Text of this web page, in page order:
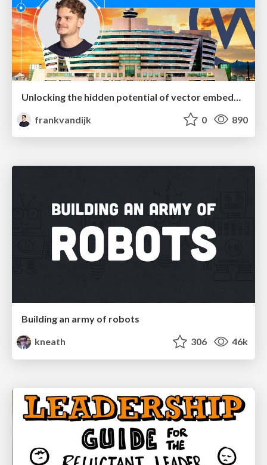
frankvandijk
0 890
Building an army of robots
kneath
306 46k